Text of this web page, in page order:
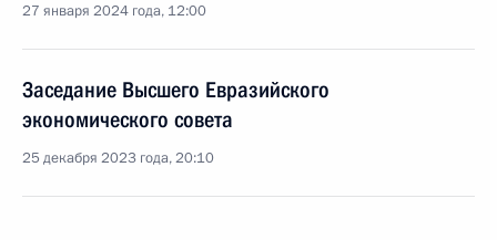
27 января 2024 года, 12:00
Заседание Высшего Евразийского
экономического совета
25 декабря 2023 года, 20:10